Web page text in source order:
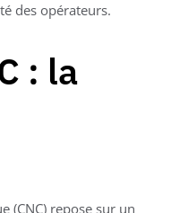
des opérateurs.
: la
(CNC) repose sur un